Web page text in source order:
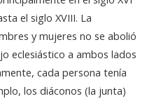
el siglo XVIII. La
y mujeres no se abolió
eclesiástico a ambos lados
cada persona tenía
los diáconos (la junta)